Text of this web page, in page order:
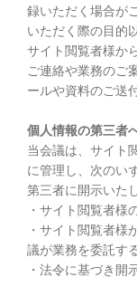
録いただく場合が
いただく際の目的
サイト閲覧者様か
ご連絡や業務のご
ールや資料のご送
個人情報の第三者
当会議は、サイト
に管理し、次のい
第三者に開示いた
・サイト閲覧者様
・サイト閲覧者様
議が業務を委託す
・法令に基づき開